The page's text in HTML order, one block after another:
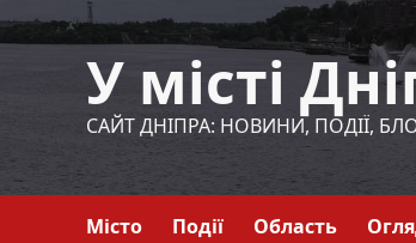
до
У місті
САЙТ ДНІПРА: НОВИНИ, ПОДІЇ,
Місто Події Область